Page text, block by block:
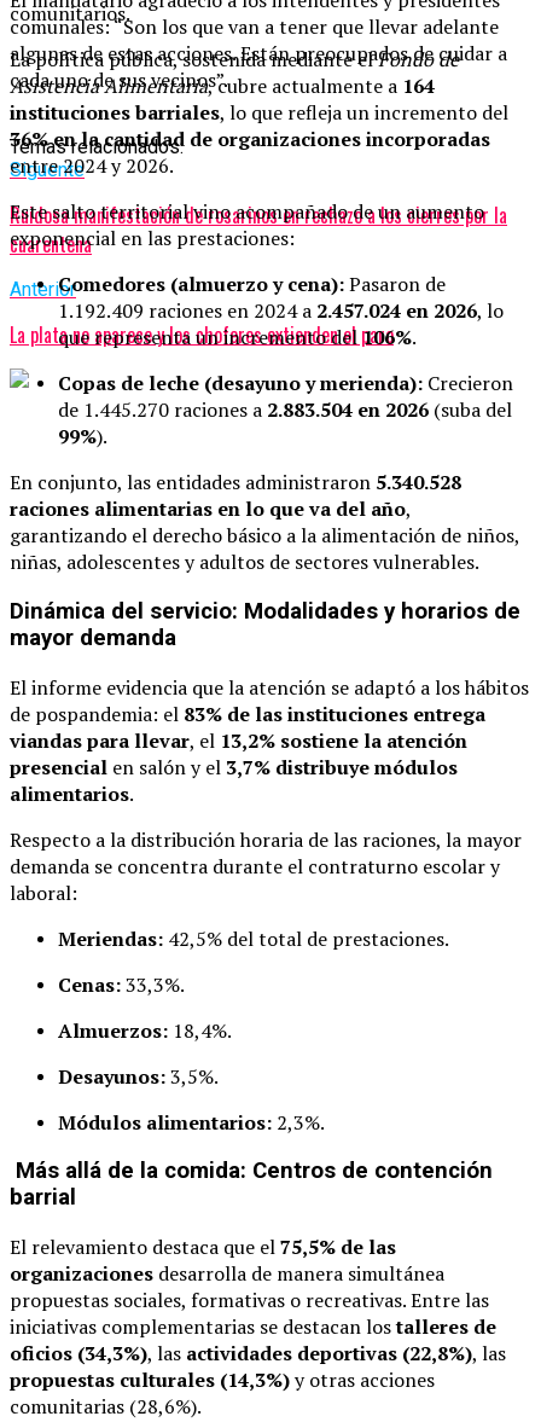
comunales: “Son los que van a tener que llevar adelante
algunas de estas acciones. Están preocupados de cuidar a
cada uno de sus vecinos”.
Temas relacionados:
Siguente
Ruidosa manifestación de rosarinos en rechazo a los cierres por la
cuarentena
Anterior
La plata no aparece y los choferes extienden el paro
comunitarios.
La política pública, sostenida mediante elFondo de
Asistencia Alimentaria, cubre actualmente a 164
instituciones barriales, lo que refleja un incremento del
36% en la cantidad de organizaciones incorporadas
entre 2024 y 2026.
Este salto territorial vino acompañado de un aumento
exponencial en las prestaciones:
Comedores (almuerzo y cena):Pasaron de
1.192.409 raciones en 2024 a 2.457.024 en 2026, lo
que representa un incremento del106%.
Copas de leche (desayuno y merienda): Crecieron
de 1.445.270 raciones a 2.883.504 en 2026 (suba del
99%).
En conjunto, las entidades administraron 5.340.528
raciones alimentarias en lo que va del año,
garantizando el derecho básico a la alimentación de niños,
niñas, adolescentes y adultos de sectores vulnerables.
Dinámica del servicio: Modalidades y horarios de
mayor demanda
El informe evidencia que la atención se adaptó a los hábitos
de pospandemia: el 83% de las instituciones entrega
viandas para llevar, el 13,2% sostiene la atención
presencial en salón y el 3,7% distribuye módulos
alimentarios.
Respecto a la distribución horaria de las raciones, la mayor
demanda se concentra durante el contraturno escolar y
laboral:
Meriendas: 42,5% del total de prestaciones.
Cenas:33,3%.
Almuerzos: 18,4%.
Desayunos:3,5%.
Módulos alimentarios: 2,3%.
Más allá de la comida: Centros de contención
barrial
El relevamiento destaca que el75,5% de las
organizaciones desarrolla de manera simultánea
propuestas sociales, formativas o recreativas. Entre las
iniciativas complementarias se destacan lostalleres de
oficios (34,3%), las actividades deportivas (22,8%), las
propuestas culturales (14,3%)y otras acciones
comunitarias (28,6%).